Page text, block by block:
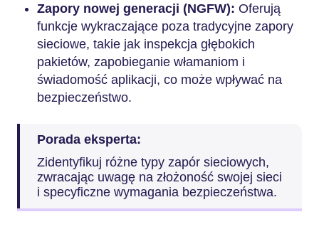
Zapory nowej generacji (NGFW): Oferują
funkcje wykraczające poza tradycyjne zapory
sieciowe, takie jak inspekcja głębokich
pakietów, zapobieganie włamaniom i
świadomość aplikacji, co może wpływać na
bezpieczeństwo.
Porada eksperta:
Zidentyfikuj różne typy zapór sieciowych,
zwracając uwagę na złożoność swojej sieci
i specyficzne wymagania bezpieczeństwa.